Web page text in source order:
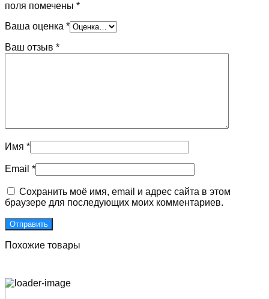
поля помечены *
Ваша оценка *
Ваш отзыв *
Имя *
Email *
Сохранить моё имя, email и адрес сайта в этом
браузере для последующих моих комментариев.
Похожие товары